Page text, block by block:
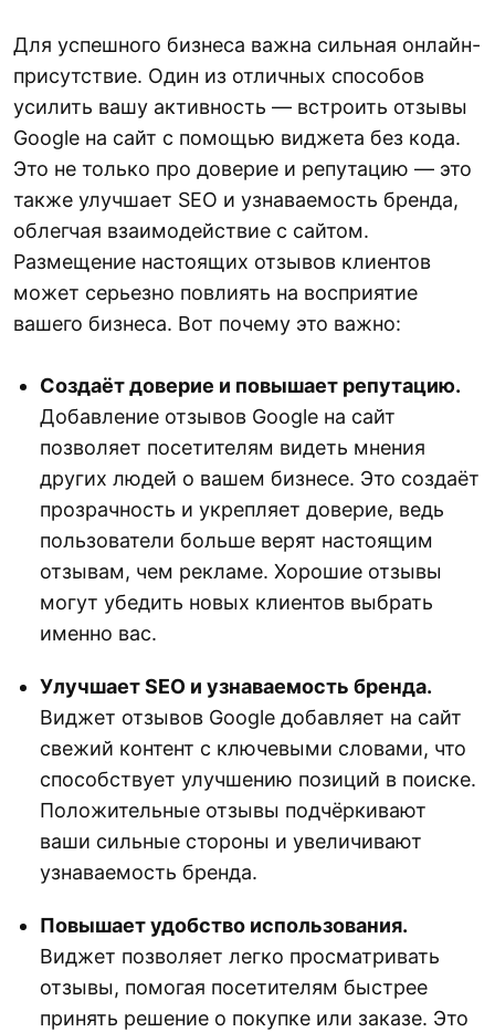
Для успешного бизнеса важна сильная онлайн-
присутствие. Один из отличных способов
усилить вашу активность — встроить отзывы
Google на сайт с помощью виджета без кода.
Это не только про доверие и репутацию — это
также улучшает SEO и узнаваемость бренда,
облегчая взаимодействие с сайтом.
Размещение настоящих отзывов клиентов
может серьезно повлиять на восприятие
вашего бизнеса. Вот почему это важно:
Создаёт доверие и повышает репутацию.
Добавление отзывов Google на сайт
позволяет посетителям видеть мнения
других людей о вашем бизнесе. Это создаёт
прозрачность и укрепляет доверие, ведь
пользователи больше верят настоящим
отзывам, чем рекламе. Хорошие отзывы
могут убедить новых клиентов выбрать
именно вас.
Улучшает SEO и узнаваемость бренда.
Виджет отзывов Google добавляет на сайт
свежий контент с ключевыми словами, что
способствует улучшению позиций в поиске.
Положительные отзывы подчёркивают
ваши сильные стороны и увеличивают
узнаваемость бренда.
Повышает удобство использования.
Виджет позволяет легко просматривать
отзывы, помогая посетителям быстрее
принять решение о покупке или заказе. Это